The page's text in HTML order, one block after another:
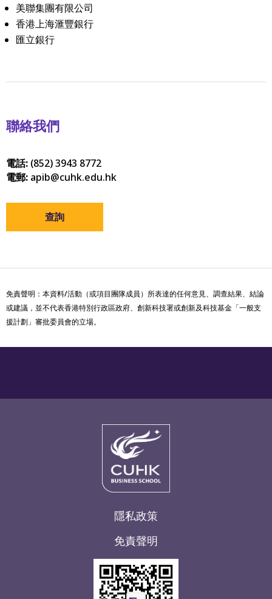
美聯集團有限公司
香港上海滙豐銀行
匯立銀行
聯絡我們
電話: (852) 3943 8772
電郵: apib@cuhk.edu.hk
查詢
免責聲明：本資料/活動（或項目團隊成員）所表達的任何意見、調查結果、結論
或建議，並不代表香港特別行政區政府、創新科技署或創新及科技基金「一般支
援計劃」審批委員會的立場。
隱私政策
免責聲明